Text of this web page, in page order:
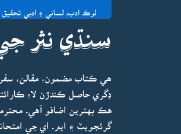
لوڪ ادب، لساني ۽ ادبي تحقيق
سنڌي نثر
ھي ڪتاب مضمون، مقالن،
ڊگري حاصل ڪندڙن لاءِ
گرئجويٽ ۽ ايم. اي جي